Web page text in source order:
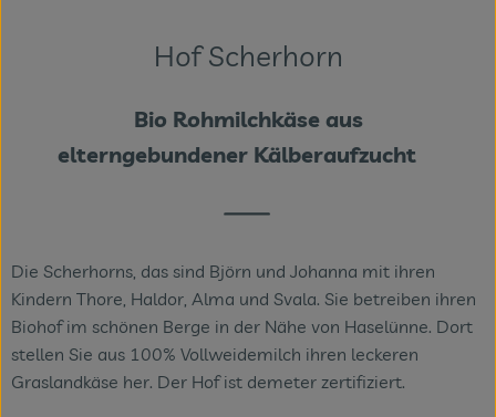
Obst & Gemüse
Frischetheke
Vorratskammer
Getränke
Das Konzept
Über uns
Hof Scherhorn
Bio Rohmilchkäse aus
elterngebundener Kälberaufzucht
Die Scherhorns, das sind Björn und Johanna mit ihren
Kindern Thore, Haldor, Alma und Svala. Sie betreiben ihren
Biohof im schönen Berge in der Nähe von Haselünne. Dort
stellen Sie aus 100% Vollweidemilch ihren leckeren
Graslandkäse her. Der Hof ist demeter zertifiziert.